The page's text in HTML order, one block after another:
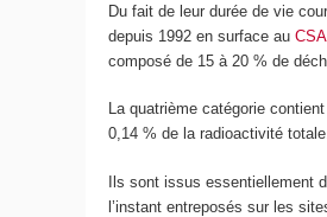
Du fait de leur durée de vie
depuis 1992 en surface auCSA
composé de 15 à 20 % de
La quatrième catégorie
0,14 % de la radioactivité
Ils sont issus essentiellement
l’instant entreposés sur les